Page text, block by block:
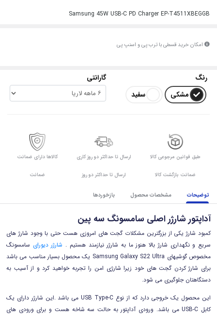
Samsung 45W USB-C PD Charger EP-T4511XBEGGB
امکان خرید قسطی با ترب پی و اسنپ پی
رنگ
مشکی
سفید
گارانتی
طبق قوانین مرجوعی کالا
ضمانت بازگشت کالا
ارسال تا حداکثر دو روز کاری
ارسال تا حداکثر دو روز
کالاها دارای ضمانت
ضمانت
توضیحات مشخصات محصول بازخوردها
آداپتور شارژر اصلی سامسونگ سه پین
کمبود شارژ یکی از بزرگترین مشکلات گجت های امروزی هست حتی با وجود شارژ های
سریع و نگهداری شارژ بالا هنوز ما به شارژر نیازمند هستیم . شارژر دیورای سامسونگ
مخصوص گوشیهای Samsung Galaxy S22 Ultra یک محصول بسیار مناسب می باشد
برای شارژ کردن گجت های خود زیرا شارژی امن را تجربه خواهید کرد و از آسیب به
دستگاهتان جلوگیری می شود.
این محصول یک خروجی دارد که از نوع USB Type-C می باشد .این شارژر دارای یک
کابل USB-C می باشد. ورودی آداپتور به حالت سه شاخه هست و برای ورودی های